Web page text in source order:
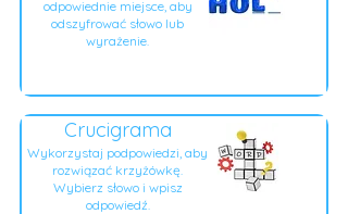
odpowiednie miejsce, aby
odszyfrować słowo lub
wyrażenie.
Crucigrama
Wykorzystaj podpowiedzi, aby
rozwiązać krzyżówkę.
Wybierz słowo i wpisz
odpowiedź.